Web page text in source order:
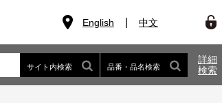
English 中文
サイト内検索 品番・品名検索
詳細
検索